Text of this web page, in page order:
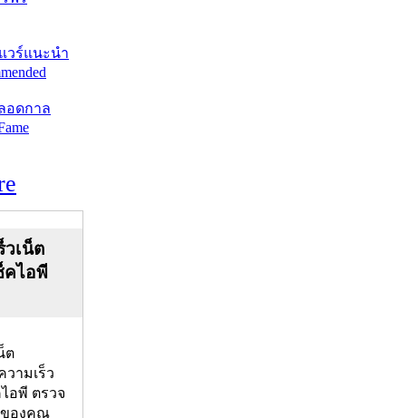
วร์แนะนำ
อดกาล
วเน็ต
คไอพี
ต
วามเร็ว
อพี ตรวจ
ของคุณ